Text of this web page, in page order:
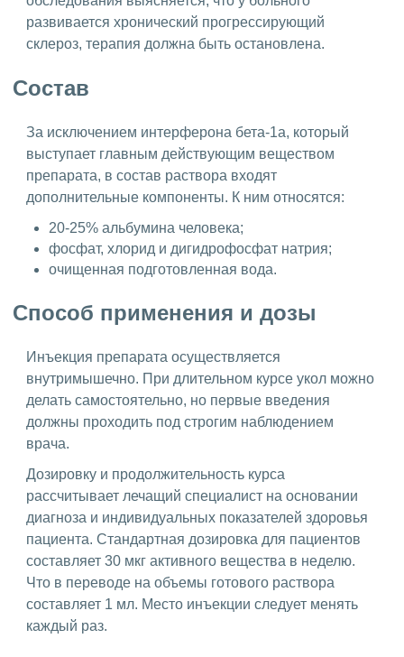
развивается хронический прогрессирующий
склероз, терапия должна быть остановлена.
Состав
За исключением интерферона бета-1а, который
выступает главным действующим веществом
препарата, в состав раствора входят
дополнительные компоненты. К ним относятся:
20-25% альбумина человека;
фосфат, хлорид и дигидрофосфат натрия;
очищенная подготовленная вода.
Способ применения и дозы
Инъекция препарата осуществляется
внутримышечно. При длительном курсе укол можно
делать самостоятельно, но первые введения
должны проходить под строгим наблюдением
врача.
Дозировку и продолжительность курса
рассчитывает лечащий специалист на основании
диагноза и индивидуальных показателей здоровья
пациента. Стандартная дозировка для пациентов
составляет 30 мкг активного вещества в неделю.
Что в переводе на объемы готового раствора
составляет 1 мл. Место инъекции следует менять
каждый раз.